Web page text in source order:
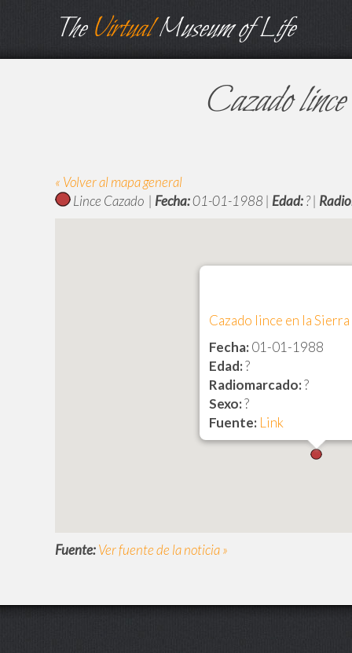
TheVirtualMuseum of Life
Cazado
« Volver al mapa general
Lince Cazado | Fecha:01-01-1988 | Edad:? |
Cazado lince en la
Fecha: 01-01-1988
Edad:?
Radiomarcado:?
Sexo:?
Fuente: Link
Fuente:Ver fuente de la noticia »